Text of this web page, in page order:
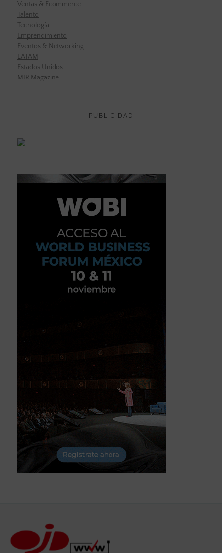
Ventas & Ecommerce
Talento
Tecnología
Emprendimiento
Eventos & Networking
LATAM
Estados Unidos
MIR Magazine
PUBLICIDAD